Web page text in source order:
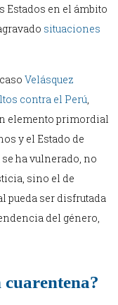
Estados en el ámbito
situaciones
Velásquez
contra el Perú
elemento primordial
y el Estado de
ha vulnerado, no
sino el de
pueda ser disfrutada
del género,
cuarentena?